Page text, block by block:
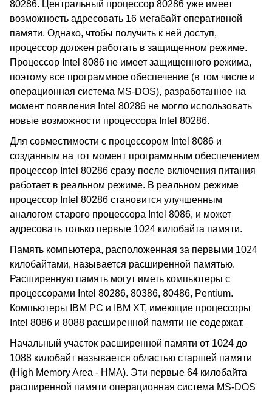
80286. Центральный процессор 80286 уже имеет
возможность адресовать 16 мегабайт оперативной
памяти. Однако, чтобы получить к ней доступ,
процессор должен работать в защищенном режиме.
Процессор Intel 8086 не имеет защищенного режима,
поэтому все программное обеспечение (в том числе и
операционная система MS-DOS), разработанное на
момент появления Intel 80286 не могло использовать
новые возможности процессора Intel 80286.
Для совместимости с процессором Intel 8086 и
созданным на тот момент программным обеспечением
процессор Intel 80286 сразу после включения питания
работает в реальном режиме. В реальном режиме
процессор Intel 80286 становится улучшенным
аналогом старого процессора Intel 8086, и может
адресовать только первые 1024 килобайта памяти.
Память компьютера, расположенная за первыми 1024
килобайтами, называется расширенной памятью.
Расширенную память могут иметь компьютеры с
процессорами Intel 80286, 80386, 80486, Pentium.
Компьютеры IBM PC и IBM XT, имеющие процессоры
Intel 8086 и 8088 расширенной памяти не содержат.
Начальный участок расширенной памяти от 1024 до
1088 килобайт называется областью старшей памяти
(High Memory Area - HMA). Эти первые 64 килобайта
расширенной памяти операционная система MS-DOS